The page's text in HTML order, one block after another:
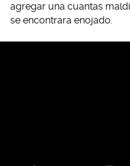
agregar una cuantas
se encontrara enojado.